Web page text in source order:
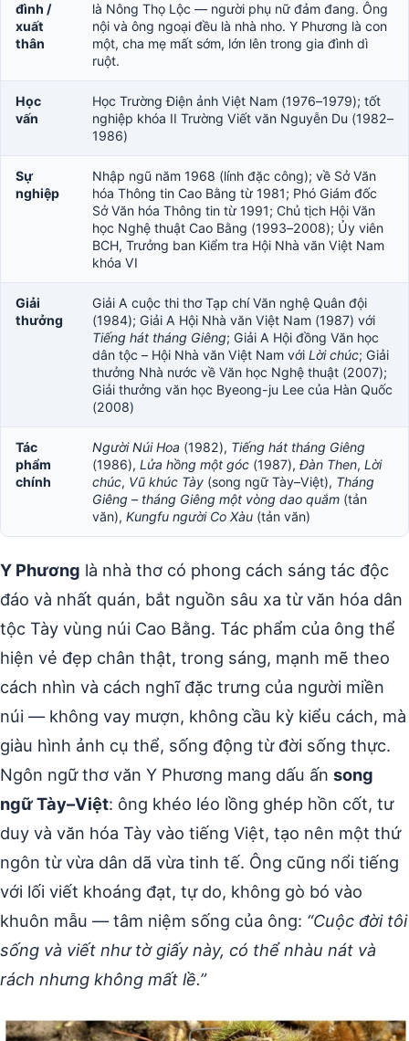
đình /
xuất
thân
là Nông Thọ Lộc — người phụ nữ đảm đang. Ông
nội và ông ngoại đều là nhà nho. Y Phương là con
một, cha mẹ mất sớm, lớn lên trong gia đình dì
ruột.
Học
vấn
Học Trường Điện ảnh Việt Nam (1976–1979); tốt
nghiệp khóa II Trường Viết văn Nguyễn Du (1982–
1986)
Sự
nghiệp
Nhập ngũ năm 1968 (lính đặc công); về Sở Văn
hóa Thông tin Cao Bằng từ 1981; Phó Giám đốc
Sở Văn hóa Thông tin từ 1991; Chủ tịch Hội Văn
học Nghệ thuật Cao Bằng (1993–2008); Ủy viên
BCH, Trưởng ban Kiểm tra Hội Nhà văn Việt Nam
khóa VI
Giải
thưởng
Giải A cuộc thi thơ Tạp chí Văn nghệ Quân đội
(1984); Giải A Hội Nhà văn Việt Nam (1987) với
Tiếng hát tháng Giêng; Giải A Hội đồng Văn học
dân tộc – Hội Nhà văn Việt Nam với Lời chúc; Giải
thưởng Nhà nước về Văn học Nghệ thuật (2007);
Giải thưởng văn học Byeong-ju Lee của Hàn Quốc
(2008)
Tác
phẩm
chính
Người Núi Hoa (1982), Tiếng hát tháng Giêng
(1986), Lửa hồng một góc (1987), Đàn Then, Lời
chúc, Vũ khúc Tày (song ngữ Tày–Việt), Tháng
Giêng – tháng Giêng một vòng dao quắm (tản
văn), Kungfu người Co Xàu (tản văn)
Y Phương là nhà thơ có phong cách sáng tác độc
đáo và nhất quán, bắt nguồn sâu xa từ văn hóa dân
tộc Tày vùng núi Cao Bằng. Tác phẩm của ông thể
hiện vẻ đẹp chân thật, trong sáng, mạnh mẽ theo
cách nhìn và cách nghĩ đặc trưng của người miền
núi — không vay mượn, không cầu kỳ kiểu cách, mà
giàu hình ảnh cụ thể, sống động từ đời sống thực.
Ngôn ngữ thơ văn Y Phương mang dấu ấn song
ngữ Tày–Việt: ông khéo léo lồng ghép hồn cốt, tư
duy và văn hóa Tày vào tiếng Việt, tạo nên một thứ
ngôn từ vừa dân dã vừa tinh tế. Ông cũng nổi tiếng
với lối viết khoáng đạt, tự do, không gò bó vào
khuôn mẫu — tâm niệm sống của ông: “Cuộc đời tôi
sống và viết như tờ giấy này, có thể nhàu nát và
rách nhưng không mất lề.”